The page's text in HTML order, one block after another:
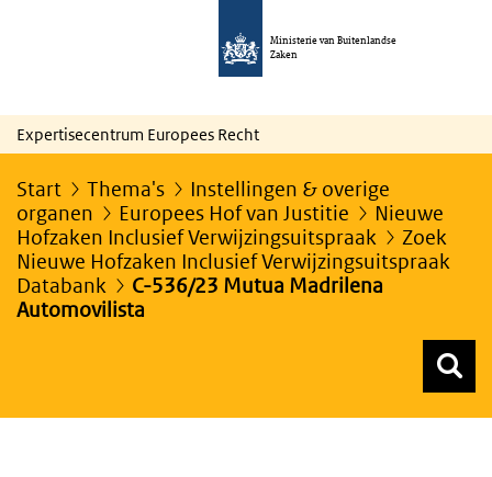
Ministerie van Buitenlandse
Zaken
Expertisecentrum Europees Recht
Start Thema's
Instellingen & overige
organen
Europees Hof van Justitie
Nieuwe
Hofzaken Inclusief Verwijzingsuitspraak
Zoek
Nieuwe Hofzaken Inclusief Verwijzingsuitspraak
Databank
C-536/23 Mutua Madrilena
Automovilista